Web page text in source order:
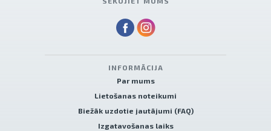
INFORMĀCIJA
Par mums
Lietošanas noteikumi
Biežāk uzdotie jautājumi (FAQ)
Izgatavošanas laiks